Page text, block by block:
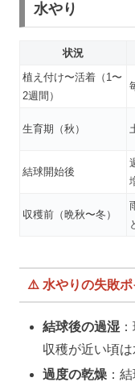
水やり
状況
植え付け〜活着（1〜
2週間）
生育期（秋）
結球開始後
収穫前（晩秋〜冬）
⚠️ 水やりの失敗ポ
結球後の過湿
収穫が近い頃
過度の乾燥 ：